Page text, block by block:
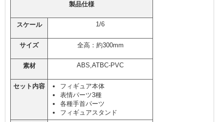
製品仕様
スケール 1/6
サイズ 全高：約300mm
素材 ABS,ATBC-PVC
セット内容
フィギュア本体
表情パーツ3種
各種手首パーツ
フィギュアスタンド